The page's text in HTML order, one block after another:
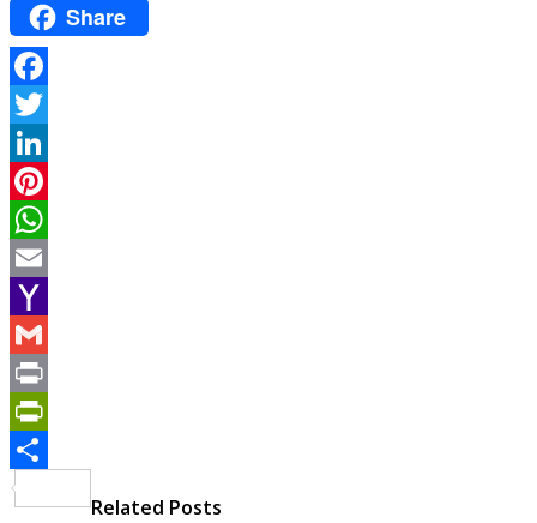
Share
Facebook
Twitter
LinkedIn
Pinterest
WhatsApp
Email
Yahoo
Mail
Gmail
Print
PrintFriendly
Related Posts